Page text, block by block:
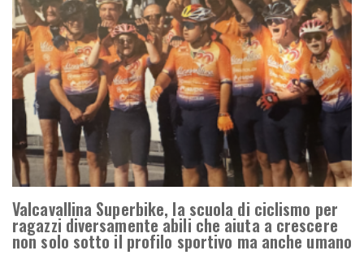
Valcavallina Superbike, la scuola di ciclismo per
ragazzi diversamente abili che aiuta a crescere
non solo sotto il profilo sportivo ma anche umano